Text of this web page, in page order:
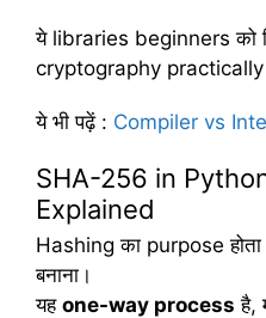
ये libraries beginners को
cryptography practically
ये भी पढ़ें: Compiler vs
SHA-256 in
Explained
Hashing का purpose
बनाना।
यह one-way process है,